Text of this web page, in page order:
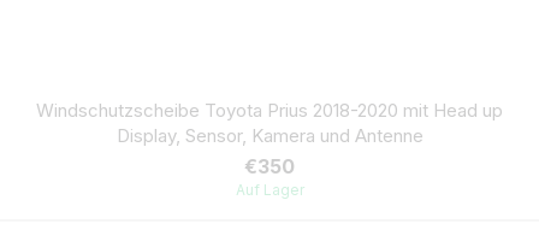
Windschutzscheibe Toyota Prius 2018-2020 mit Head up
Display, Sensor, Kamera und Antenne
€350
Auf Lager